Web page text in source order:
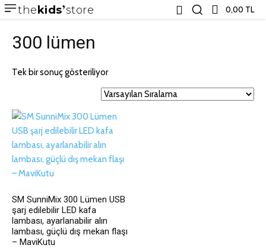
thekids store 0,00 TL
300 lümen
Tek bir sonuç gösteriliyor
SM SunniMix 300 Lümen USB
şarj edilebilir LED kafa
lambası, ayarlanabilir alın
lambası, güçlü dış mekan flaşı
– MaviKutu